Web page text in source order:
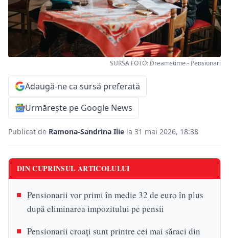
SURSA FOTO: Dreamstime - Pensionari
Adaugă-ne ca sursă preferată
Urmărește pe Google News
Publicat de Ramona-Sandrina Ilie la 31 mai 2026, 18:38
DIN CUPRINSUL ARTICOLULUI
Pensionarii vor primi în medie 32 de euro în plus
după eliminarea impozitului pe pensii
Pensionarii croați sunt printre cei mai săraci din